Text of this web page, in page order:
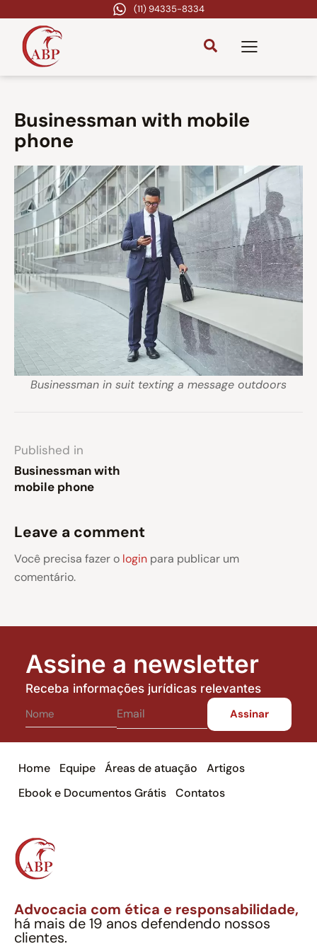
(11) 94335-8334
Businessman with mobile
phone
Businessman in suit texting a message outdoors
Published in
Businessman with
mobile phone
Leave a comment
Você precisa fazer o login para publicar um
comentário.
Assine a newsletter
Receba informações jurídicas relevantes
Home Equipe Áreas de atuação
Artigos
Ebook e Documentos Grátis
Contatos
Advocacia com ética e responsabilidade,
há mais de 19 anos defendendo nossos
clientes.